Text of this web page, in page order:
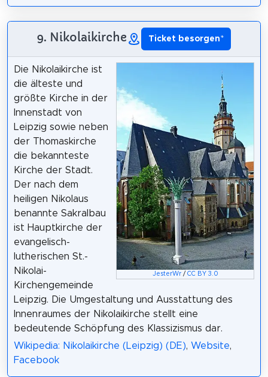
9. Nikolaikirche Ticket besorgen*
JesterWr/ CC BY 3.0
Die Nikolaikirche ist
die älteste und
größte Kirche in der
Innenstadt von
Leipzig sowie neben
der Thomaskirche
die bekannteste
Kirche der Stadt.
Der nach dem
heiligen Nikolaus
benannte Sakralbau
ist Hauptkirche der
evangelisch-
lutherischen St.-
Nikolai-
Kirchengemeinde
Leipzig. Die Umgestaltung und Ausstattung des
Innenraumes der Nikolaikirche stellt eine
bedeutende Schöpfung des Klassizismus dar.
Wikipedia: Nikolaikirche (Leipzig) (DE), Website,
Facebook